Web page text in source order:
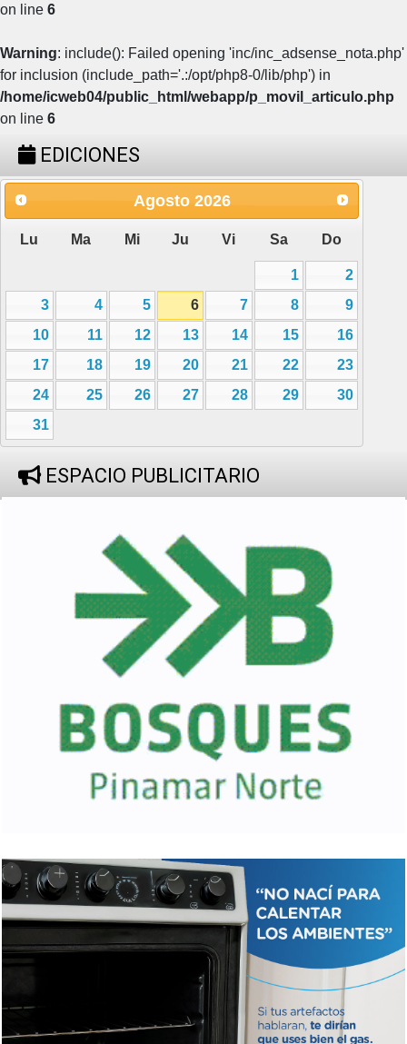
on line 6
Warning: include(): Failed opening 'inc/inc_adsense_nota.php'
for inclusion (include_path='.:/opt/php8-0/lib/php') in
/home/icweb04/public_html/webapp/p_movil_articulo.php
on line 6
EDICIONES
Agosto 2026
Lu Ma Mi Ju Vi Sa Do
1
2
3
4 5 6 7 8
9
10
11 12 13 14 15
16
17
18 19 20 21 22
23
24
25 26 27 28 29
30
31
ESPACIO PUBLICITARIO